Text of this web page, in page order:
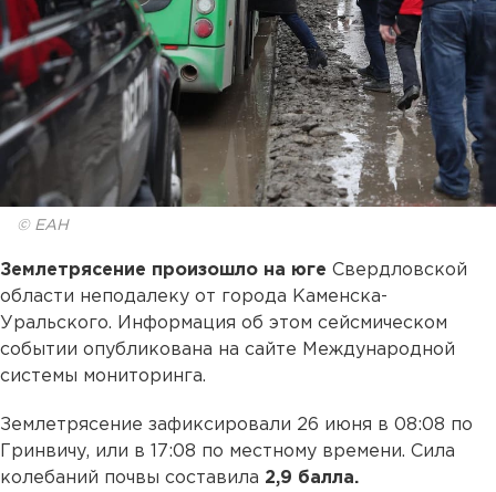
© ЕАН
Землетрясение произошло на юге Свердловской
области неподалеку от города Каменска-
Уральского. Информация об этом сейсмическом
событии опубликована на сайте Международной
системы мониторинга.
Землетрясение зафиксировали 26 июня в 08:08 по
Гринвичу, или в 17:08 по местному времени. Сила
колебаний почвы составила 2,9 балла.